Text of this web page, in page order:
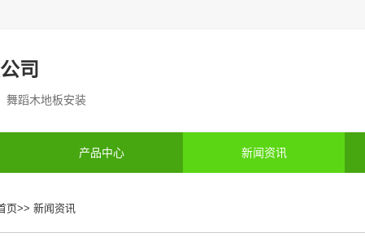
司
舞蹈木地板安装
产品中心 新闻资讯
页>> 新闻资讯